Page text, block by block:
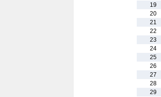
19
20
21
22
23
24
25
26
27
28
29